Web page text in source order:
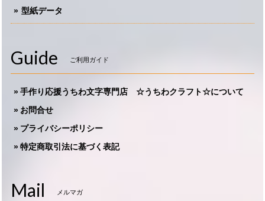
型紙データ
Guide ご利用ガイド
手作り応援うちわ文字専門店 ☆うちわクラフト☆について
お問合せ
プライバシーポリシー
特定商取引法に基づく表記
Mail メルマガ